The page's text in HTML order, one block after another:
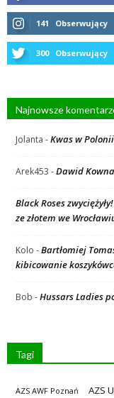
141 Obserwujący
300 Obserwujący
Najnowsze
Jolanta -Kwas w
Arek453 -Dawid
Black Roses
ze złotem we
Kolo -Bartłomiej
kibicowanie
Bob -Hussars Ladies
Tagi
AZS AWF Poznań AZS